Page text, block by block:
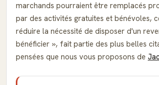
marchands pourraient être remplacés
par des activités gratuites et bénévoles,
réduire la nécessité de disposer d'un
bénéficier , fait partie des plus belles
pensées que nous vous proposons de